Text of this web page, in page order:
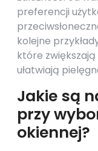
preferencji
kolejne
które
ułatwiają
Jakie są
przy
okiennej?